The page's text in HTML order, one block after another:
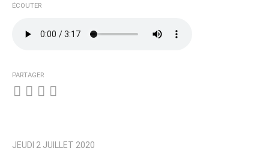
ÉCOUTER
PARTAGER
JEUDI 2 JUILLET 2020